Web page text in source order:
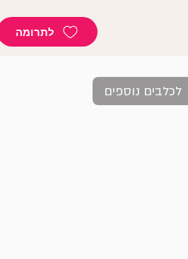
לתרומה
לכלבים נוספים